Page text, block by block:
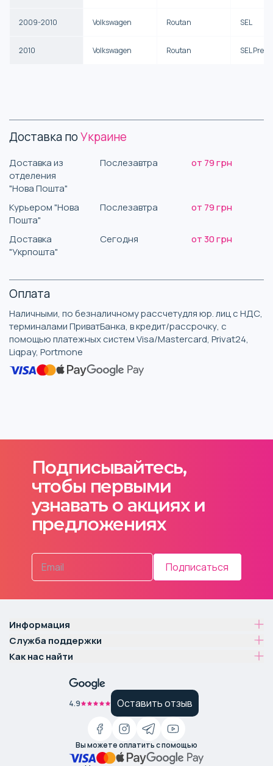
2009-2010 Volkswagen Routan SEL
2010 Volkswagen Routan SEL
Доставка поУкраине
Доставка из
отделения
"Нова Пошта"
Послезавтра от 79 грн
Курьером "Нова
Пошта"
Послезавтра от 79 грн
Доставка
"Укрпошта"
Сегодня от 30 грн
Оплата
Наличными, по безналичному рассчетудля юр. лиц с НДС,
терминалами ПриватБанка, в кредит/рассрочку, с
помощью платежных систем Visa/Mastercard, Privat24,
Liqpay, Portmone
Подписывайтесь,
чтобы первыми
узнавать о акциях и
предложениях
Подписаться
Информация
Служба поддержки
Как нас найти
4.9 Оставить отзыв
Вы можете оплатить с помощью